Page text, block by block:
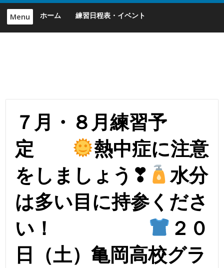
Skip
content
Menu ホーム 練習日程表・イベント
７月・８月練習予
定
熱中症に注意
をしましょう❣
水分
は多い目に持参くださ
い！
２０
日（土）亀岡高校グラ